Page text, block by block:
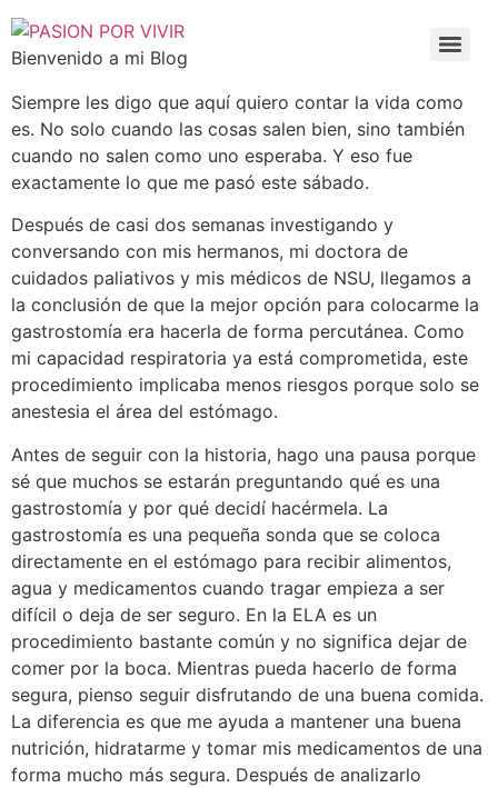
Bienvenido a mi Blog
Siempre les digo que aquí quiero contar la vida como
es. No solo cuando las cosas salen bien, sino también
cuando no salen como uno esperaba. Y eso fue
exactamente lo que me pasó este sábado.
Después de casi dos semanas investigando y
conversando con mis hermanos, mi doctora de
cuidados paliativos y mis médicos de NSU, llegamos a
la conclusión de que la mejor opción para colocarme la
gastrostomía era hacerla de forma percutánea. Como
mi capacidad respiratoria ya está comprometida, este
procedimiento implicaba menos riesgos porque solo se
anestesia el área del estómago.
Antes de seguir con la historia, hago una pausa porque
sé que muchos se estarán preguntando qué es una
gastrostomía y por qué decidí hacérmela. La
gastrostomía es una pequeña sonda que se coloca
directamente en el estómago para recibir alimentos,
agua y medicamentos cuando tragar empieza a ser
difícil o deja de ser seguro. En la ELA es un
procedimiento bastante común y no significa dejar de
comer por la boca. Mientras pueda hacerlo de forma
segura, pienso seguir disfrutando de una buena comida.
La diferencia es que me ayuda a mantener una buena
nutrición, hidratarme y tomar mis medicamentos de una
forma mucho más segura. Después de analizarlo